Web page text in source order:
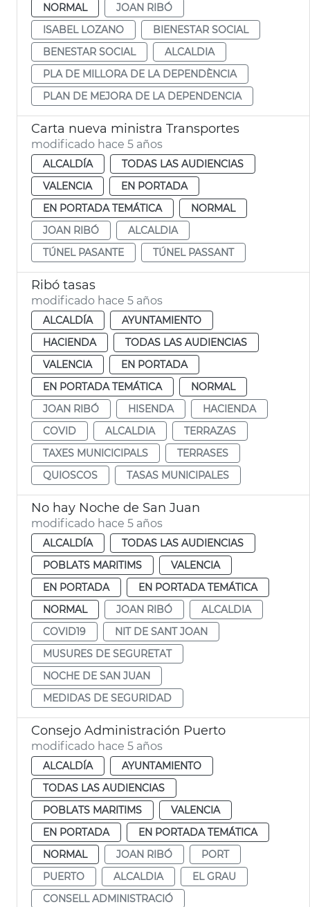
NORMAL
JOAN RIBÓ
ISABEL LOZANO
BIENESTAR SOCIAL
BENESTAR SOCIAL
ALCALDIA
PLA DE MILLORA DE LA DEPENDÈNCIA
PLAN DE MEJORA DE LA DEPENDENCIA
Carta nueva ministra Transportes
modificado hace 5 años
ALCALDÍA
TODAS LAS AUDIENCIAS
VALENCIA
EN PORTADA
EN PORTADA TEMÁTICA
NORMAL
JOAN RIBÓ
ALCALDIA
TÚNEL PASANTE
TÚNEL PASSANT
Ribó tasas
modificado hace 5 años
ALCALDÍA
AYUNTAMIENTO
HACIENDA
TODAS LAS AUDIENCIAS
VALENCIA
EN PORTADA
EN PORTADA TEMÁTICA
NORMAL
JOAN RIBÓ
HISENDA
HACIENDA
COVID
ALCALDIA
TERRAZAS
TAXES MUNICICIPALS
TERRASES
QUIOSCOS
TASAS MUNICIPALES
No hay Noche de San Juan
modificado hace 5 años
ALCALDÍA
TODAS LAS AUDIENCIAS
POBLATS MARITIMS
VALENCIA
EN PORTADA
EN PORTADA TEMÁTICA
NORMAL
JOAN RIBÓ
ALCALDIA
COVID19
NIT DE SANT JOAN
MUSURES DE SEGURETAT
NOCHE DE SAN JUAN
MEDIDAS DE SEGURIDAD
Consejo Administración Puerto
modificado hace 5 años
ALCALDÍA
AYUNTAMIENTO
TODAS LAS AUDIENCIAS
POBLATS MARITIMS
VALENCIA
EN PORTADA
EN PORTADA TEMÁTICA
NORMAL
JOAN RIBÓ
PORT
PUERTO
ALCALDIA
EL GRAU
CONSELL ADMINISTRACIÓ